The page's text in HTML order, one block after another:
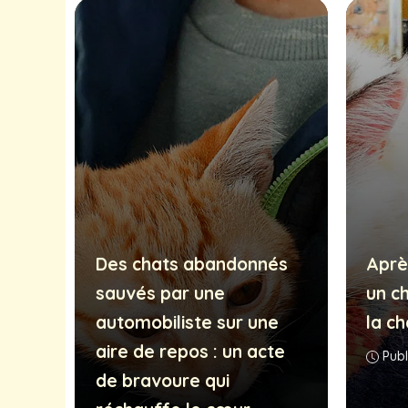
Des chats abandonnés
sauvés par une
automobiliste sur une
aire de repos : un acte
de bravoure qui
un
la